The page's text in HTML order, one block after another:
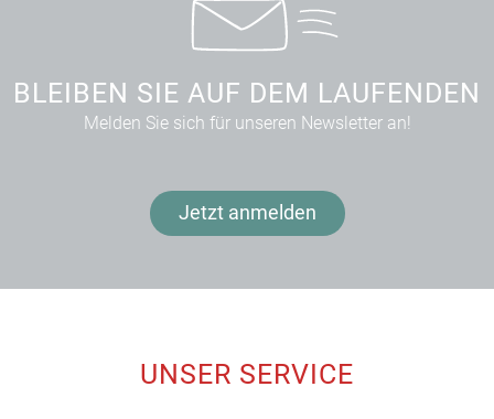
BLEIBEN SIE AUF DEM LAUFENDEN
Melden Sie sich für unseren Newsletter an!
Jetzt anmelden
UNSER SERVICE